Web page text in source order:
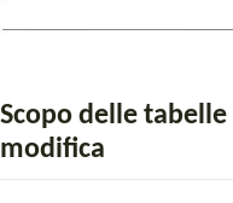
Scopo delle
modifica